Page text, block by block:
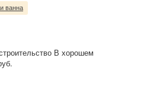
ванна
В хорошем